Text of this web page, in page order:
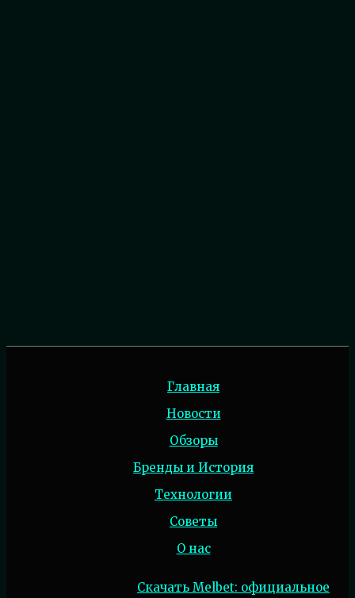
Главная
Новости
Обзоры
Бренды и История
Технологии
Советы
О нас
Скачать Melbet: официальное